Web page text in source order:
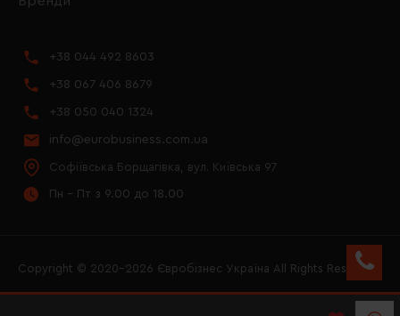
+38 044 492 8603
+38 067 406 8679
+38 050 040 1324
info@eurobusiness.com.ua
Софіївська Борщагівка, вул. Київська 97
Пн - Пт з 9.00 до 18.00
Copyright © 2020–2026 Євробізнес Україна All Rights Reserved